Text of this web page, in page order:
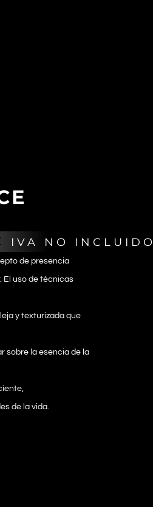
IVA NO INCLUIDO
de presencia
El uso de técnicas
y texturizada que
sobre la esencia de la
de la vida.